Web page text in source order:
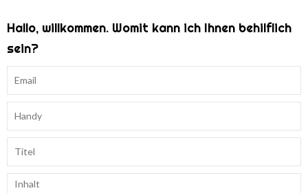
Hallo, willkommen. Womit kann ich Ihnen behilflich
sein?